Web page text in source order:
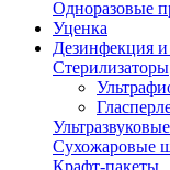
Одноразовые
Уценка
Дезинфекция и
Стерилизаторы
Сухожаровые
Крафт-пакеты